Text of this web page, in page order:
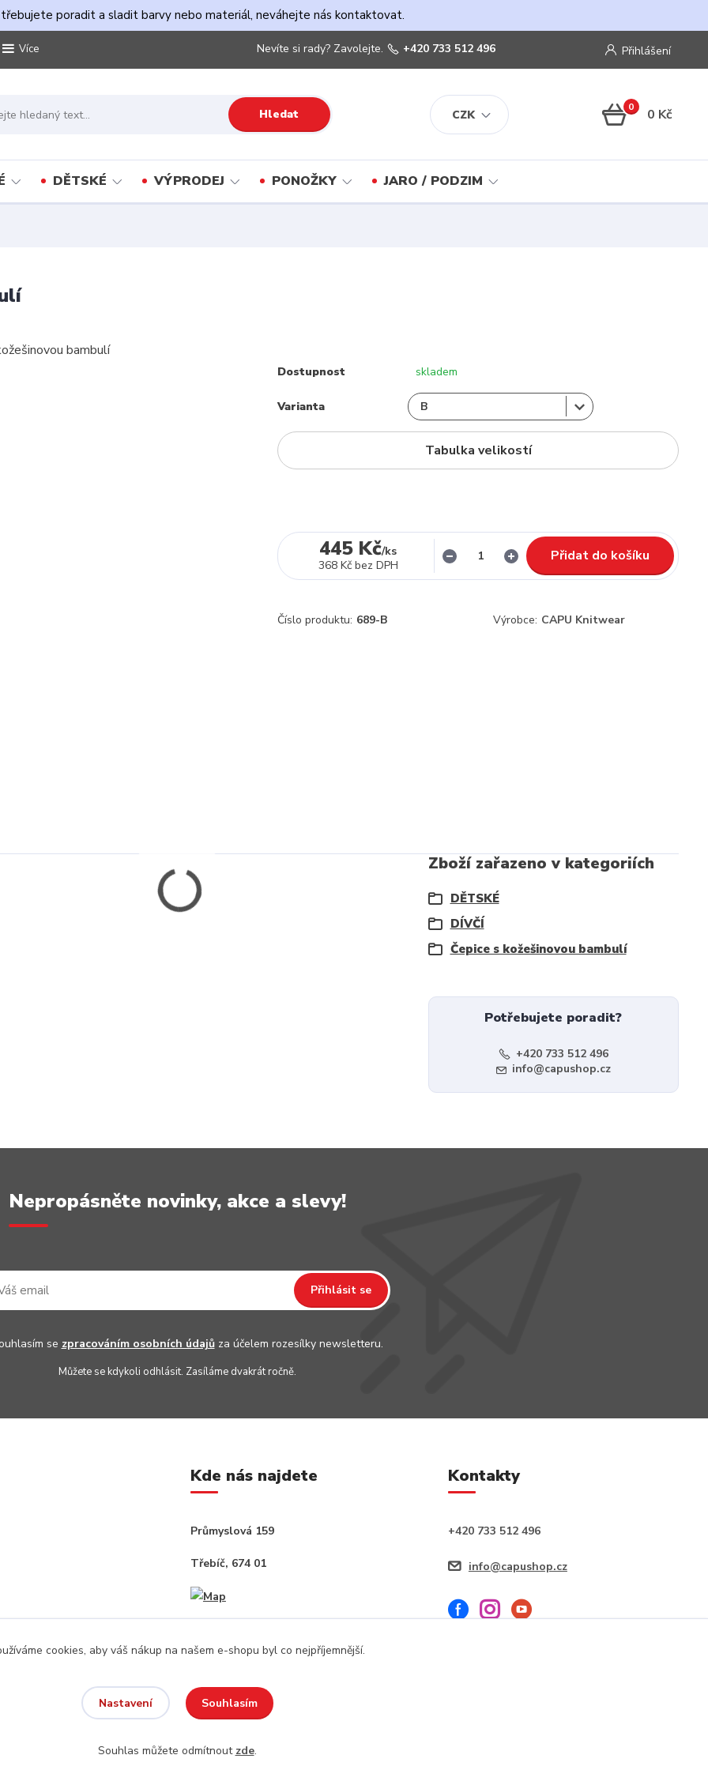
poradit a sladit barvy nebo materiál, neváhejte nás kontaktovat.
Více
CZK
Přihlášení
Hledat
Nevíte si rady? Zavolejte. +420 733 512 496
0 0 Kč
DĚTSKÉ VÝPRODEJ PONOŽKY JARO / PODZIM
Dostupnost skladem
Varianta
Tabulka velikostí
445 Kč/ks
368 Kč bez DPH
Přidat do košíku
Číslo produktu: 689-B Výrobce: CAPU Knitwear
Zboží zařazeno v kategoriích
DĚTSKÉ
DÍVČÍ
Čepice s kožešinovou bambulí
Potřebujete poradit?
+420 733 512 496
info@capushop.cz
Nepropásněte novinky, akce a slevy!
Přihlásit se
se zpracováním osobních údajůza účelem rozesílky newsletteru.
Můžete se kdykoli odhlásit. Zasíláme dvakrát ročně.
Kde nás najdete
Průmyslová 159
Třebíč, 674 01
Kontakty
+420 733 512 496
info@capushop.cz
cookies, aby váš nákup na našem e-shopu byl co nejpříjemnější.
Nastavení Souhlasím
Souhlas můžete odmítnout zde.